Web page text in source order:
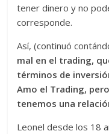
tener dinero y no
corresponde.
Así, (continuó
mal en el trading,
términos de
Amo el Trading,
tenemos una
Leonel desde los 18